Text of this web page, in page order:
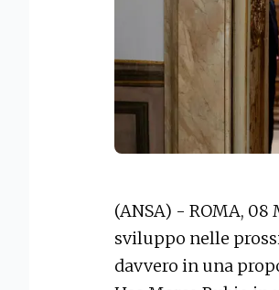
(ANSA) - ROMA, 08
sviluppo nelle
davvero in una